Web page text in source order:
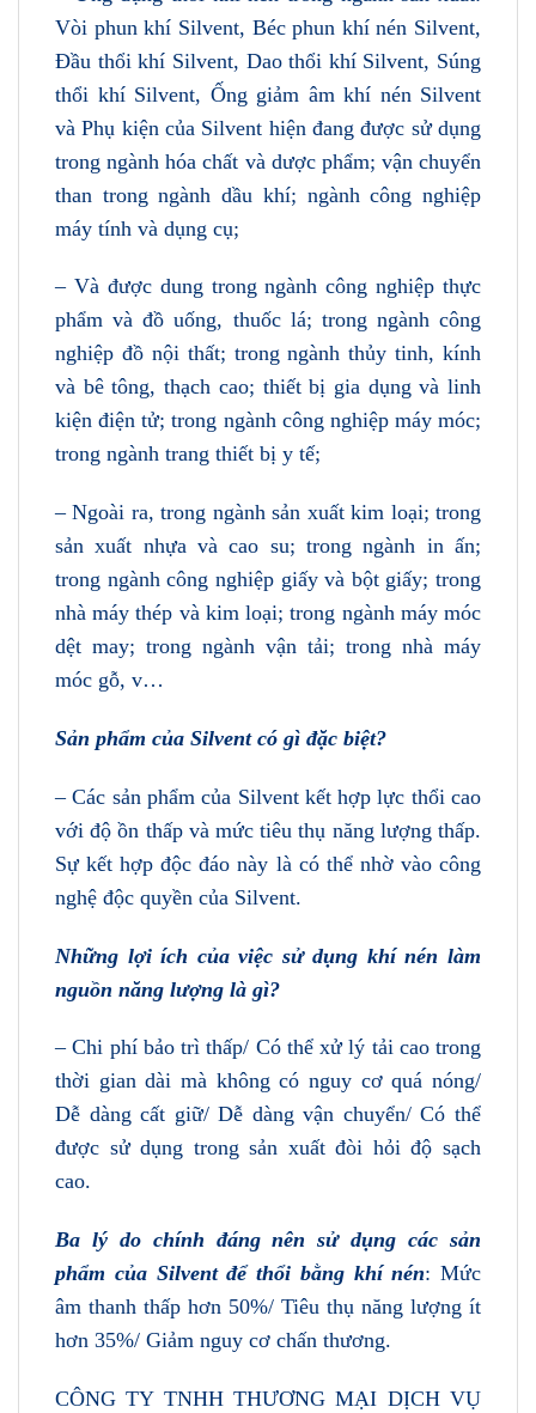
Vòi phun khí Silvent, Béc phun khí nén Silvent,
Đầu thổi khí Silvent, Dao thổi khí Silvent, Súng
thổi khí Silvent, Ống giảm âm khí nén Silvent
và Phụ kiện của Silvent hiện đang được sử dụng
trong ngành hóa chất và dược phẩm; vận chuyển
than trong ngành dầu khí; ngành công nghiệp
máy tính và dụng cụ;
– Và được dung trong ngành công nghiệp thực
phẩm và đồ uống, thuốc lá; trong ngành công
nghiệp đồ nội thất; trong ngành thủy tinh, kính
và bê tông, thạch cao; thiết bị gia dụng và linh
kiện điện tử; trong ngành công nghiệp máy móc;
trong ngành trang thiết bị y tế;
– Ngoài ra, trong ngành sản xuất kim loại; trong
sản xuất nhựa và cao su; trong ngành in ấn;
trong ngành công nghiệp giấy và bột giấy; trong
nhà máy thép và kim loại; trong ngành máy móc
dệt may; trong ngành vận tải; trong nhà máy
móc gỗ, v…
Sản phẩm của Silvent có gì đặc biệt?
– Các sản phẩm của Silvent kết hợp lực thổi cao
với độ ồn thấp và mức tiêu thụ năng lượng thấp.
Sự kết hợp độc đáo này là có thể nhờ vào công
nghệ độc quyền của Silvent.
Những lợi ích của việc sử dụng khí nén làm
nguồn năng lượng là gì?
– Chi phí bảo trì thấp/ Có thể xử lý tải cao trong
thời gian dài mà không có nguy cơ quá nóng/
Dễ dàng cất giữ/ Dễ dàng vận chuyển/ Có thể
được sử dụng trong sản xuất đòi hỏi độ sạch
cao.
Ba lý do chính đáng nên sử dụng các sản
phẩm của Silvent để thổi bằng khí nén: Mức
âm thanh thấp hơn 50%/ Tiêu thụ năng lượng ít
hơn 35%/ Giảm nguy cơ chấn thương.
CÔNG TY TNHH THƯƠNG MẠI DỊCH VỤ